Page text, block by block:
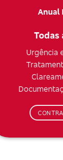
Anual
Todas
Urgência